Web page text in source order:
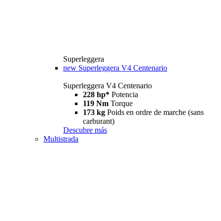
Superleggera
new Superleggera V4 Centenario
Superleggera V4 Centenario
228 hp* Potencia
119 Nm Torque
173 kg Poids en ordre de marche (sans
carburant)
Descubre más
Multistrada